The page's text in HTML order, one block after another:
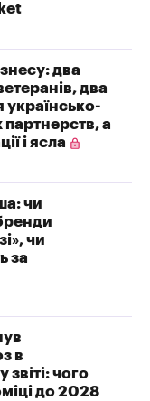
два
два
українсько-
а
і ясла
чи
чи
за
в
звіті: чого
до 2028